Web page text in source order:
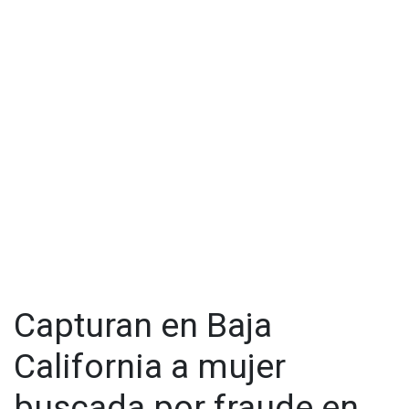
Capturan en Baja
California a mujer